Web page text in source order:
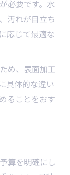
必要です。水
汚れが目立ち
応じて最適な
め、表面加工
具体的な違い
ることをおす
算を明確にし